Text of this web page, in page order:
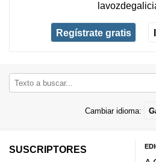
Regístrate gratis
Cambiar idioma:
SUSCRIPTORES